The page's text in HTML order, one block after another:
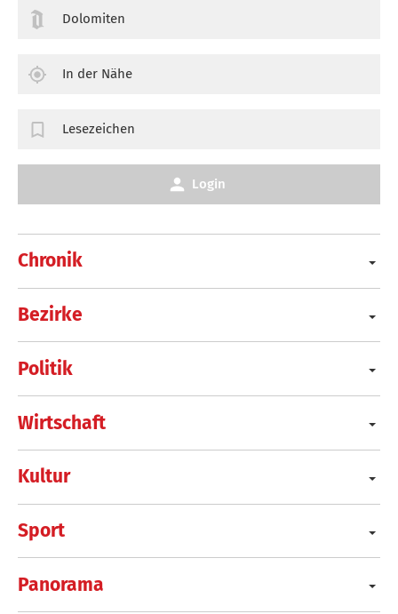
Chronik
Bezirke
Politik
Wirtschaft
Kultur
Sport
Panorama
Dolomiten
In der Nähe
Lesezeichen
Login